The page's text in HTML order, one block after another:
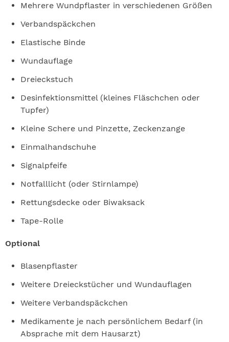
Mehrere Wundpflaster in verschiedenen Größen
Verbandspäckchen
Elastische Binde
Wundauflage
Dreieckstuch
Desinfektionsmittel (kleines Fläschchen oder
Tupfer)
Kleine Schere und Pinzette, Zeckenzange
Einmalhandschuhe
Signalpfeife
Notfalllicht (oder Stirnlampe)
Rettungsdecke oder Biwaksack
Tape-Rolle
Optional
Blasenpflaster
Weitere Dreieckstücher und Wundauflagen
Weitere Verbandspäckchen
Medikamente je nach persönlichem Bedarf (in
Absprache mit dem Hausarzt)